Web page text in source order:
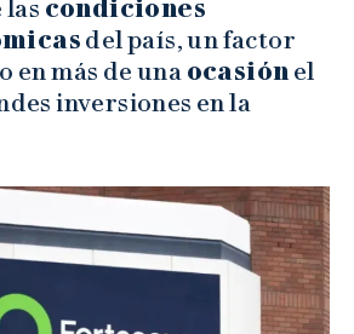
condiciones
del país, un factor
en más de una ocasión el
inversiones en la